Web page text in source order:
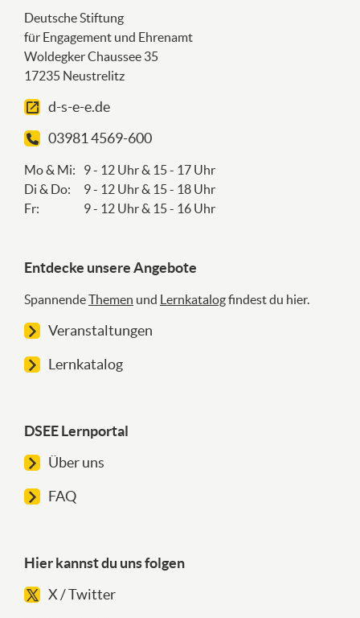
Deutsche Stiftung
für Engagement und Ehrenamt
Woldegker Chaussee 35
17235 Neustrelitz
d-s-e-e.de
03981 4569-600
Mo & Mi:
Di & Do:
Fr:
9 - 12 Uhr & 15 - 17 Uhr
9 - 12 Uhr & 15 - 18 Uhr
9 - 12 Uhr & 15 - 16 Uhr
Entdecke unsere Angebote
SpannendeThemen und Lernkatalogfindest du hier.
Veranstaltungen
Lernkatalog
DSEE Lernportal
Über uns
FAQ
Hier kannst du uns folgen
X / Twitter